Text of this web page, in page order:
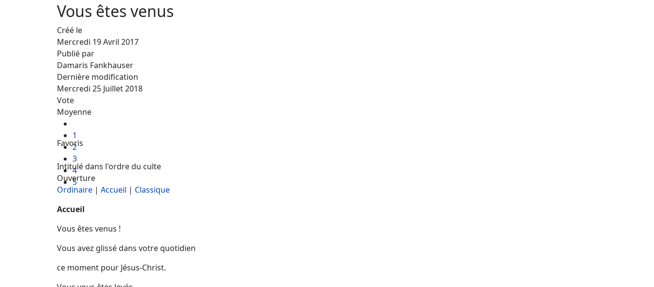
Vous êtes venus
Créé le
Mercredi 19 Avril 2017
Publié par
Damaris Fankhauser
Dernière modification
Mercredi 25 Juillet 2018
Vote
Moyenne
1
2
3
4
5
Favoris
Intitulé dans l'ordre du culte
Ouverture
Ordinaire | Accueil | Classique
Accueil
Vous êtes venus !
Vous avez glissé dans votre quotidien
ce moment pour Jésus-Christ.